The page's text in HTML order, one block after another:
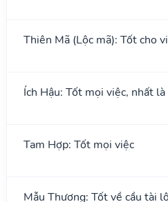
Thiên Mã (Lộc mã): Tốt cho
Ích Hậu: Tốt mọi việc, nhất
Tam Hợp: Tốt mọi việc
Mẫu Thương: Tốt về cầu tài